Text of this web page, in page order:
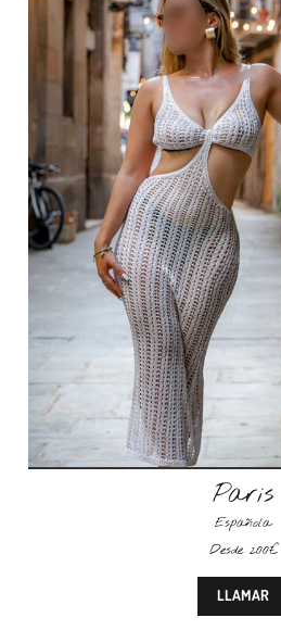
Paris
Española
Desde 200€
LLAMAR